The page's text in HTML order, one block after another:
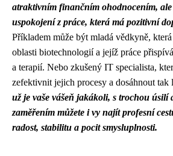
atraktivním finančním ohodnocením,
uspokojení z práce, která má pozitivní
Příkladem může být mladá vědkyně,
oblasti biotechnologií a jejíž práce
a terapií. Nebo zkušený IT specialista,
zefektivnit jejich procesy a dosáhnout tak
už je vaše vášeň jakákoli, s trochou úsilí
zaměřením můžete i vy najít profesní
radost, stabilitu a pocit smysluplnosti.